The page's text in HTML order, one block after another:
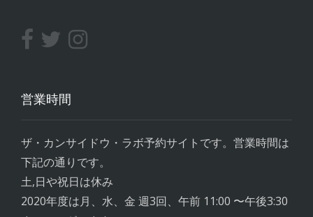
営業時間
ザ・カンサイドウ・ラボ予約サイトです。営業時間は
下記の通りです。
土,日や祝日は休み
2020年度は月、水、金 週3回、午前 11:00 〜午後3:30